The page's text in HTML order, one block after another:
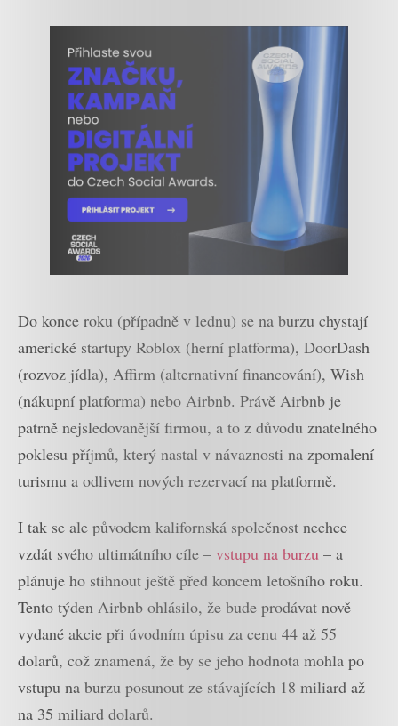
Do konce roku (případně v lednu) se na burzu chystají
americké startupy Roblox (herní platforma), DoorDash
(rozvoz jídla), Affirm (alternativní financování), Wish
(nákupní platforma) nebo Airbnb. Právě Airbnb je
patrně nejsledovanější firmou, a to z důvodu znatelného
poklesu příjmů, který nastal v návaznosti na zpomalení
turismu a odlivem nových rezervací na platformě.
I tak se ale původem kalifornská společnost nechce
vzdát svého ultimátního cíle – vstupu na burzu – a
plánuje ho stihnout ještě před koncem letošního roku.
Tento týden Airbnb ohlásilo, že bude prodávat nově
vydané akcie při úvodním úpisu za cenu 44 až 55
dolarů, což znamená, že by se jeho hodnota mohla po
vstupu na burzu posunout ze stávajících 18 miliard až
na 35 miliard dolarů.